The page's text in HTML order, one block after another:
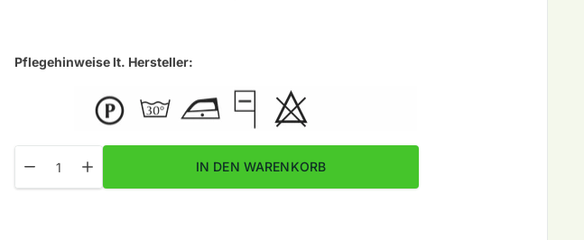
Pflegehinweise lt. Hersteller:
Menge für Herbstwind Fb. 18 | Atelier Zitron verringern
Menge für Herbstwind Fb. 18 | Atelier Zitron erhöhen
IN DEN WARENKORB